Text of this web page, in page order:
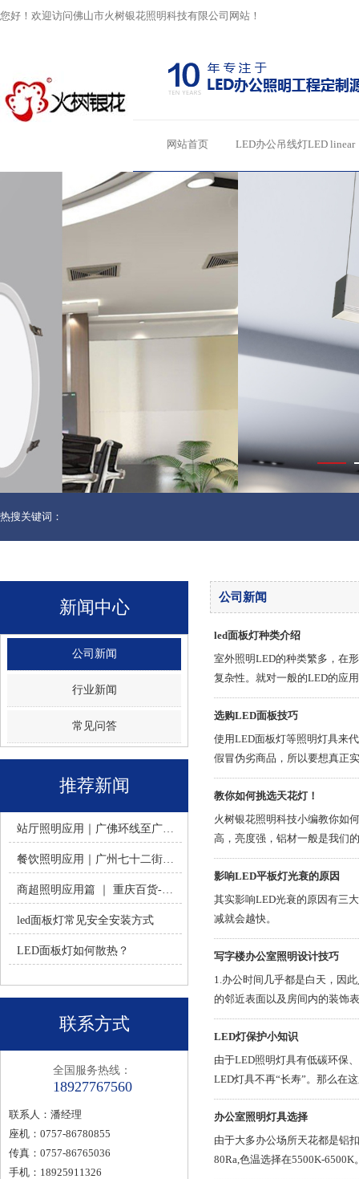
您好！欢迎访问佛山市火树银花照明科技有限公司网站！
网站首页 LED办公吊线灯LED linear
热搜关键词：
新闻中心
公司新闻
行业新闻
常见问答
推荐新闻
站厅照明应用｜广佛环线至广州南站 -佛山火树银花照明
餐饮照明应用｜广州七十二街道餐饮连锁-佛山火树银花照明
商超照明应用篇 ｜ 重庆百货-佛山火树银花照明合作历程
led面板灯常见安全安装方式
LED面板灯如何散热？
联系方式
全国服务热线：
18927767560
联系人：潘经理
座机：0757-86780855
传真：0757-86765036
手机：18925911326
公司新闻
led面板灯种类介绍
室外照明LED的种类繁多，在
复杂性。就对一般的LED的应
选购LED面板技巧
使用LED面板灯等照明灯具来
假冒伪劣商品，所以要想真正
教你如何挑选天花灯！
火树银花照明科技小编教你如
高，亮度强，铝材一般是我们
影响LED平板灯光衰的原因
其实影响LED光衰的原因有三
减就会越快。
写字楼办公室照明设计技巧
1.办公时间几乎都是白天，因
的邻近表面以及房间内的装饰
线平行。不宜将灯具布置在工
LED灯保护小知识
由于LED照明灯具有低碳环保
LED灯具不再“长寿”。那么在
办公室照明灯具选择
由于大多办公场所天花都是铝
80Ra,色温选择在5500K-6500K